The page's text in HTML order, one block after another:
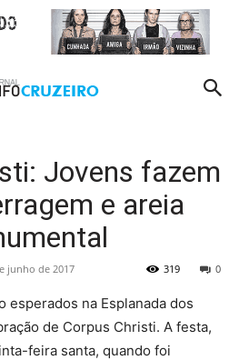
Jovens fazem
e areia
junho de 2017 0
319
esperados na Esplanada dos
de Corpus Christi. A festa,
feira santa, quando foi